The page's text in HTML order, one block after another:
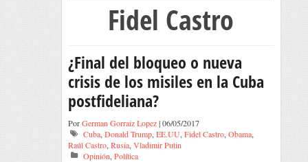
Fidel Castro
¿Final del bloqueo o nueva
crisis de los misiles en la Cuba
postfideliana?
PorGerman Gorraiz Lopez| 06/05/2017
Cuba, Donald Trump, EE.UU, Fidel Castro, Obama,
Raúl Castro, Rusia, Vladimir Putin
Opinión, Política